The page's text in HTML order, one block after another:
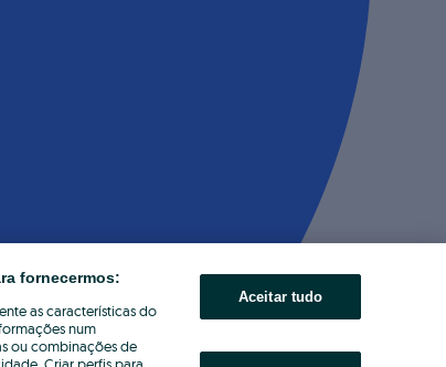
fornecermos:
as características do
num
ou combinações de
Aceitar tudo